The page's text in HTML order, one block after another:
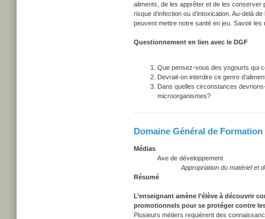
aliments, de les apprêter et de les
risque d’infection ou d’intoxication. Au-delà
peuvent mettre notre santé en jeu. Savoir
Questionnement en lien avec le DGF
Que pensez-vous des yogourts qui
Devrait-on interdire ce genre
Dans quelles circonstances
microorganismes?
Domaine Général de Formation
Médias
Axe de développement
Appropriation du matériel et
Résumé
L’enseignant amène l’élève à découvrir
promotionnels pour se protéger contre
Plusieurs métiers requièrent des